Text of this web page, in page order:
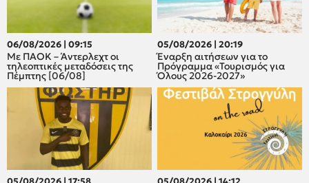
06/08/2026 | 09:15
Με ΠΑΟΚ – Άντερλεχτ οι
τηλεοπτικές μεταδόσεις της
Πέμπτης [06/08]
05/08/2026 | 20:19
Έναρξη αιτήσεων για το
Πρόγραμμα «Τουρισμός για
Όλους 2026-2027»